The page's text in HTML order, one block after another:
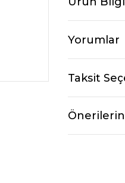
Yorumlar
Taksit